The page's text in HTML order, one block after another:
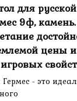
для русской
9ф, камень.
цены и
- это